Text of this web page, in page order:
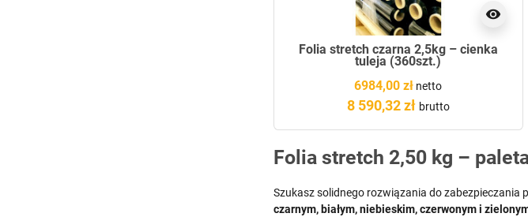
visibility
Folia stretch czarna 2,5kg – cienka
tuleja (360szt.)
6984,00 zł netto
8 590,32 zł brutto
Folia stretch 2,50 kg –
Szukasz solidnego rozwiązania do zabezpieczania
czarnym, białym, niebieskim, czerwonym i